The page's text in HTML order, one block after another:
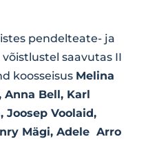
pendelteate- ja
saavutas II
koosseisus Melina
Anna Bell, Karl
Joosep Voolaid,
Mägi, Adele Arro